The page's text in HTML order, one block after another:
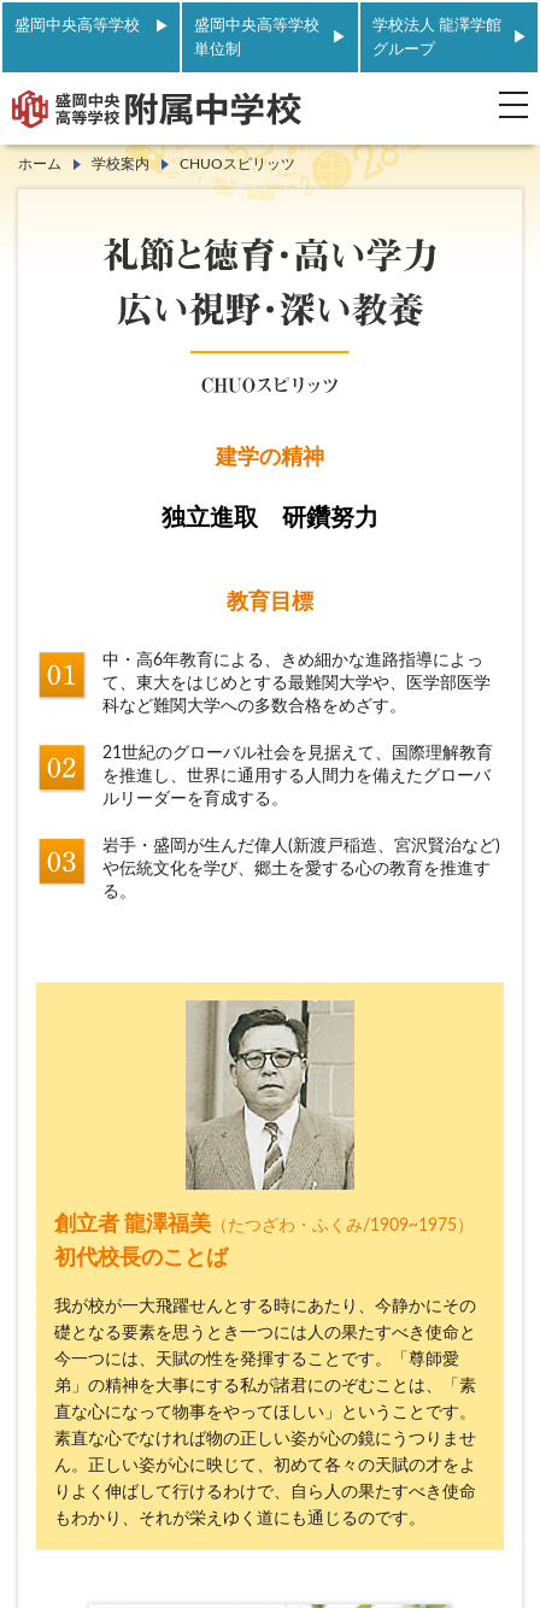
盛岡中央高等学校
盛岡中央高等学校
単位制
学校法人 龍澤学館
グループ
t
o
g
ホーム 学校案内 CHUOスピリッツ
建学の精神
独立進取 研鑽努力
教育目標
中・高6年教育による、きめ細かな進路指導によっ
て、東大をはじめとする最難関大学や、医学部医学
科など難関大学への多数合格をめざす。
21世紀のグローバル社会を見据えて、国際理解教育
を推進し、世界に通用する人間力を備えたグローバ
ルリーダーを育成する。
岩手・盛岡が生んだ偉人(新渡戸稲造、宮沢賢治など)
や伝統文化を学び、郷土を愛する心の教育を推進す
る。
創立者 龍澤福美 （たつざわ・ふくみ/1909~1975）
初代校長のことば
我が校が一大飛躍せんとする時にあたり、今静かにその
礎となる要素を思うとき一つには人の果たすべき使命と
今一つには、天賦の性を発揮することです。「尊師愛
弟」の精神を大事にする私が諸君にのぞむことは、「素
直な心になって物事をやってほしい」ということです。
素直な心でなければ物の正しい姿が心の鏡にうつりませ
ん。正しい姿が心に映じて、初めて各々の天賦の才をよ
りよく伸ばして行けるわけで、自ら人の果たすべき使命
もわかり、それが栄えゆく道にも通じるのです。